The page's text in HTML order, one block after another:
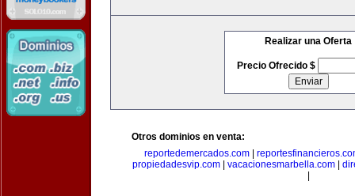
Realizar una Oferta
Precio Ofrecido $
Otros dominios en venta:
reportedemercados.com
propiedadesvip.com
vacacionesmarbella.com